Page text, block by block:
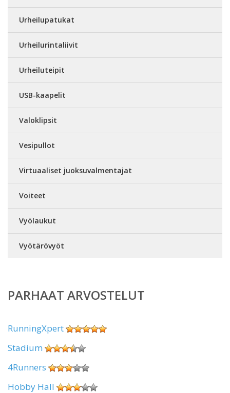
Urheilupatukat
Urheilurintaliivit
Urheiluteipit
USB-kaapelit
Valoklipsit
Vesipullot
Virtuaaliset juoksuvalmentajat
Voiteet
Vyölaukut
Vyötärövyöt
PARHAAT ARVOSTELUT
RunningXpert
Stadium
4Runners
Hobby Hall